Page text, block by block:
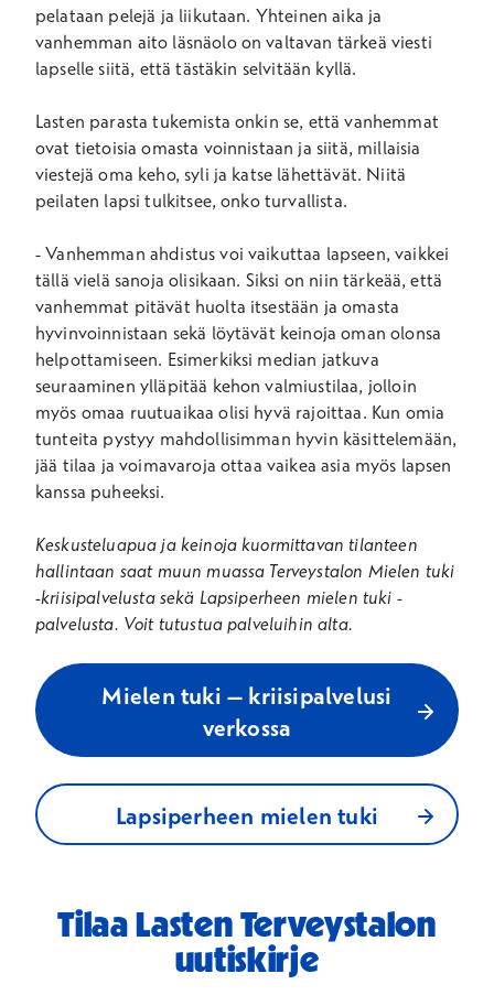
pelataan pelejä ja liikutaan. Yhteinen aika ja
vanhemman aito läsnäolo on valtavan tärkeä viesti
lapselle siitä, että tästäkin selvitään kyllä.
Lasten parasta tukemista onkin se, että vanhemmat
ovat tietoisia omasta voinnistaan ja siitä, millaisia
viestejä oma keho, syli ja katse lähettävät. Niitä
peilaten lapsi tulkitsee, onko turvallista.
- Vanhemman ahdistus voi vaikuttaa lapseen, vaikkei
tällä vielä sanoja olisikaan. Siksi on niin tärkeää, että
vanhemmat pitävät huolta itsestään ja omasta
hyvinvoinnistaan sekä löytävät keinoja oman olonsa
helpottamiseen. Esimerkiksi median jatkuva
seuraaminen ylläpitää kehon valmiustilaa, jolloin
myös omaa ruutuaikaa olisi hyvä rajoittaa. Kun omia
tunteita pystyy mahdollisimman hyvin käsittelemään,
jää tilaa ja voimavaroja ottaa vaikea asia myös lapsen
kanssa puheeksi.
Keskusteluapua ja keinoja kuormittavan tilanteen
hallintaan saat muun muassa Terveystalon Mielen tuki
-kriisipalvelusta sekä Lapsiperheen mielen tuki -
palvelusta. Voit tutustua palveluihin alta.
Mielen tuki – kriisipalvelusi
verkossa
Lapsiperheen mielen tuki
Tilaa Lasten Terveystalon
uutiskirje